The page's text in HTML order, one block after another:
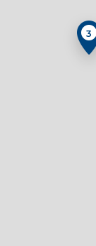
3